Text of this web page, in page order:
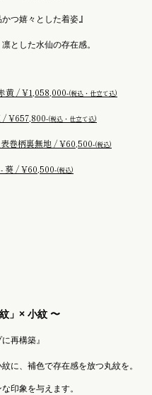
つ嬉々とした着姿 』
とした水仙の存在感。
黄 / ¥1,058,000-(税込・仕立て込)
/ ¥657,800-(税込・仕立て込)
巻柄裏無地 / ¥60,500-(税込)
葵 / ¥60,500-(税込)
」× 小紋 〜
再構築』
に、補色で存在感を放つ丸紋を。
印象を与えます。